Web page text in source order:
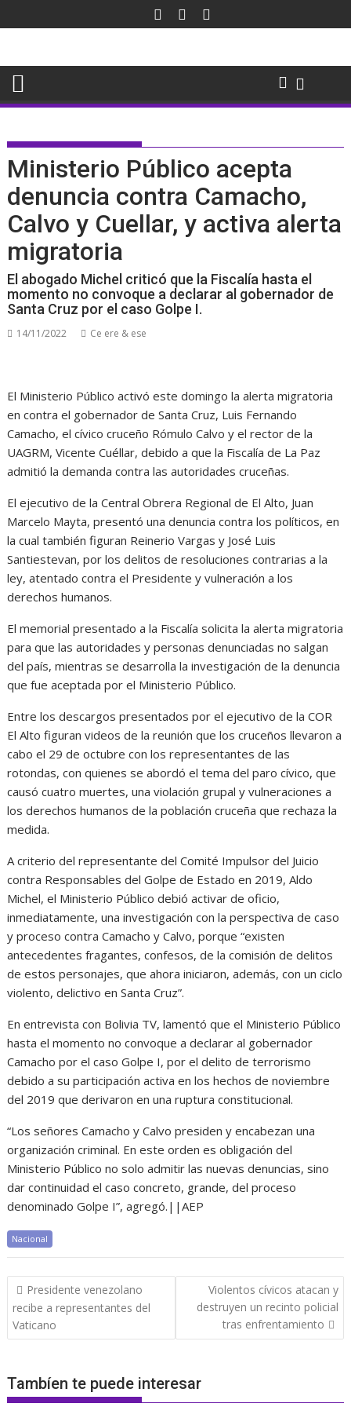
al
Ministerio Público acepta
denuncia contra Camacho,
Calvo y Cuellar, y activa alerta
migratoria
El abogado Michel criticó que la Fiscalía hasta el
momento no convoque a declarar al gobernador de
Santa Cruz por el caso Golpe I.
14/11/2022 Ce ere & ese
El Ministerio Público activó este domingo la alerta migratoria
en contra el gobernador de Santa Cruz, Luis Fernando
Camacho, el cívico cruceño Rómulo Calvo y el rector de la
UAGRM, Vicente Cuéllar, debido a que la Fiscalía de La Paz
admitió la demanda contra las autoridades cruceñas.
El ejecutivo de la Central Obrera Regional de El Alto, Juan
Marcelo Mayta, presentó una denuncia contra los políticos, en
la cual también figuran Reinerio Vargas y José Luis
Santiestevan, por los delitos de resoluciones contrarias a la
ley, atentado contra el Presidente y vulneración a los
derechos humanos.
El memorial presentado a la Fiscalía solicita la alerta migratoria
para que las autoridades y personas denunciadas no salgan
del país, mientras se desarrolla la investigación de la denuncia
que fue aceptada por el Ministerio Público.
Entre los descargos presentados por el ejecutivo de la COR
El Alto figuran videos de la reunión que los cruceños llevaron a
cabo el 29 de octubre con los representantes de las
rotondas, con quienes se abordó el tema del paro cívico, que
causó cuatro muertes, una violación grupal y vulneraciones a
los derechos humanos de la población cruceña que rechaza la
medida.
A criterio del representante del Comité Impulsor del Juicio
contra Responsables del Golpe de Estado en 2019, Aldo
Michel, el Ministerio Público debió activar de oficio,
inmediatamente, una investigación con la perspectiva de caso
y proceso contra Camacho y Calvo, porque “existen
antecedentes fragantes, confesos, de la comisión de delitos
de estos personajes, que ahora iniciaron, además, con un ciclo
violento, delictivo en Santa Cruz”.
En entrevista con Bolivia TV, lamentó que el Ministerio Público
hasta el momento no convoque a declarar al gobernador
Camacho por el caso Golpe I, por el delito de terrorismo
debido a su participación activa en los hechos de noviembre
del 2019 que derivaron en una ruptura constitucional.
“Los señores Camacho y Calvo presiden y encabezan una
organización criminal. En este orden es obligación del
Ministerio Público no solo admitir las nuevas denuncias, sino
dar continuidad el caso concreto, grande, del proceso
denominado Golpe I”, agregó.||AEP
Nacional
Navegación
de
entradas
Presidente venezolano
recibe a representantes del
Vaticano
Violentos cívicos atacan y
destruyen un recinto policial
tras enfrentamiento
Tambíen te puede interesar